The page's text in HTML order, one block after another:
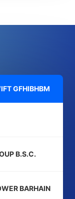
GFHIBHBM
B.S.C.
BARHAIN